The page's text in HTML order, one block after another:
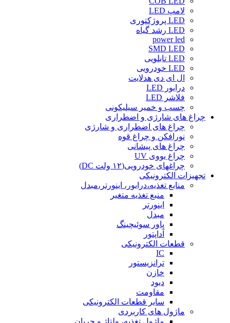
لامپ LED
LED پروژکتوری
LED رشد گیاه
power led
SMD LED
LED تابلویی
LED خودرویی
ال ای دی هدلایت
درایور LED
فلاشر LED
چسب و خمیر سیلیکونی
چراغ های شارژی و اضطراری
چراغ های اضطراری و شارژی
نورافکن و چراغ قوه
چراغ های پیشانی
چراغ یووی UV
چراغهای خودرویی(۱۲ ولت DC)
تجهیزات الکترونیکی
منابع تغذیه،درایور، اینورتر،مبدل
منبع تغذیه متغیر
اینورتر
مبدل
پاور سوئیچینگ
آداپتور
قطعات الکترونیکی
IC
ترانزیستور
خازن
دیود
مقاومت
سایر قطعات الکترونیکی
ماژول های کاربردی